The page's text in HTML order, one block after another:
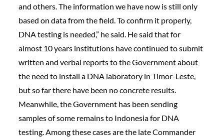
and others. The information we have now is still only
based on data from the field. To confirm it properly,
DNA testing is needed,” he said. He said that for
almost 10 years institutions have continued to submit
written and verbal reports to the Government about
the need to install a DNA laboratory in Timor-Leste,
but so far there have been no concrete results.
Meanwhile, the Government has been sending
samples of some remains to Indonesia for DNA
testing. Among these cases are the late Commander